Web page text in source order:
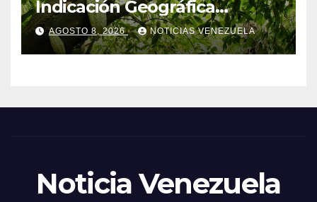
Indicación Geográfica
Protegida a sus cacaos
AGOSTO 8, 2026 NOTICIAS VENEZUELA
Noticia Venezuela